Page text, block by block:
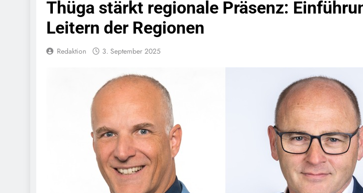
Bundespolizeidirektion München: Bundespolizei
7. August 2026
Bundespolizeidirektion München: Schneller
Bundespolizeidirektion München: Ausgesetzte
HZA-R: Zoll Deckt Auf: Schrotthändler Erschleicht
Schwarzarbeit Führen Zu Rechtskräftiger Verurteilung
6. August 2026
Bundespolizeidirektion München: Europaweit
Bundespolizei Vollstreckt Europäischen
6. August 2026
Bundespolizeidirektion München: Update Zu
5. August 2026
Thüga stärkt regionale Präsenz:
Leitern der Regionen
Redaktion 3. September 2025